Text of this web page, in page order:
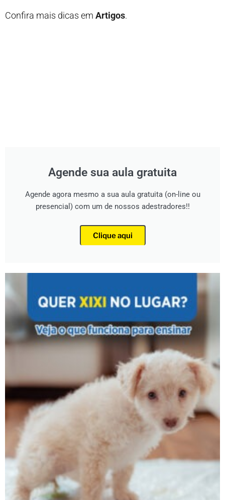
Confira mais dicas em Artigos.
Agende sua aula gratuita
Agende agora mesmo a sua aula gratuita (on-line ou
presencial) com um de nossos adestradores!!
Clique aqui